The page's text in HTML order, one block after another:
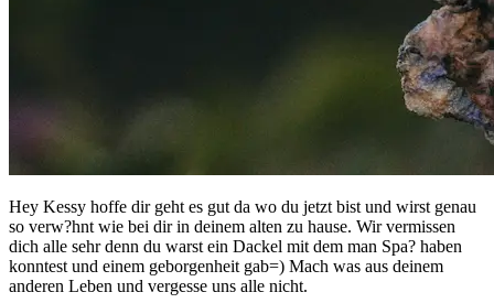
Hey Kessy hoffe dir geht es gut da wo du jetzt bist und wirst genau
so verw?hnt wie bei dir in deinem alten zu hause. Wir vermissen
dich alle sehr denn du warst ein Dackel mit dem man Spa? haben
konntest und einem geborgenheit gab=) Mach was aus deinem
anderen Leben und vergesse uns alle nicht.